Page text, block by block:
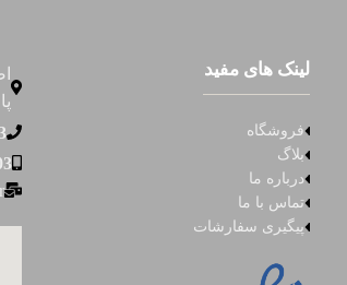
لینک های مفید
فروشگاه
بلاگ
درباره ما
تماس با ما
پیگیری سفارشات